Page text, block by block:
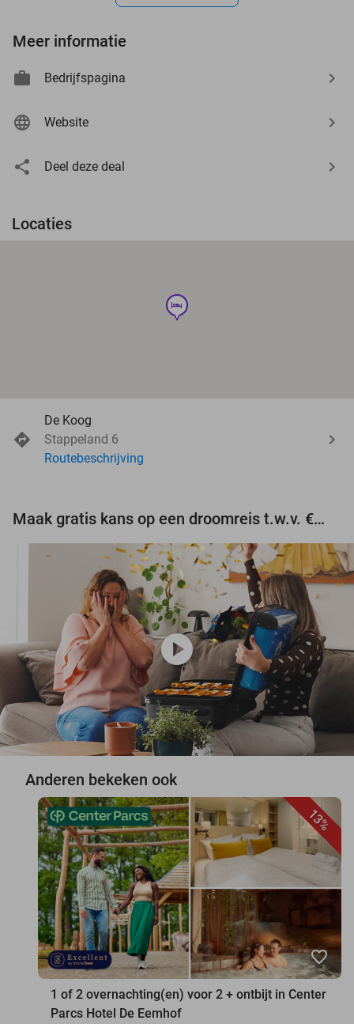
Meer informatie
Bedrijfspagina
Website
Deel deze deal
Locaties
hotel
De Koog
Stappeland 6
Routebeschrijving
Maak gratis kans op een droomreis t.w.v. €3.000!
play_circle
Anderen bekeken ook
13%
favorite_border
1 of 2 overnachting(en) voor 2 + ontbijt in Center
Parcs Hotel De Eemhof